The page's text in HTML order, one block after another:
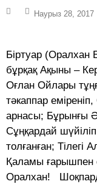
Наурыз 28, 2017
Біртуар
бұрқақ Ақыны –
Оғлан Ойлары
тәкаппар
арнасы; Бұрынғы
Сұңқардай
толғанған; Тілегі
Қаламы ғарышпен
Оралхан!